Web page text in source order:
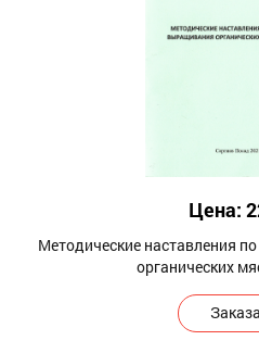
Цена:
Методические наставления
органических